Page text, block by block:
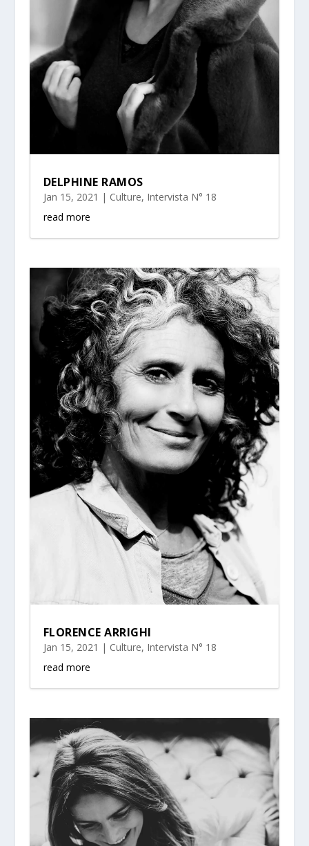
DELPHINE RAMOS
Jan 15, 2021 | Culture, Intervista N° 18
read more
FLORENCE ARRIGHI
Jan 15, 2021 | Culture, Intervista N° 18
read more